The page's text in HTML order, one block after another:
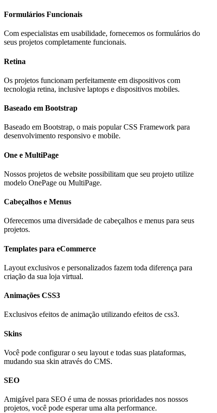
Formulários Funcionais
Com especialistas em usabilidade, fornecemos os formulários do
seus projetos completamente funcionais.
Retina
Os projetos funcionam perfeitamente em dispositivos com
tecnologia retina, inclusive laptops e dispositivos mobiles.
Baseado em Bootstrap
Baseado em Bootstrap, o mais popular CSS Framework para
desenvolvimento responsivo e mobile.
One e MultiPage
Nossos projetos de website possibilitam que seu projeto utilize
modelo OnePage ou MultiPage.
Cabeçalhos e Menus
Oferecemos uma diversidade de cabeçalhos e menus para seus
projetos.
Templates para eCommerce
Layout exclusivos e personalizados fazem toda diferença para
criação da sua loja virtual.
Animações CSS3
Exclusivos efeitos de animação utilizando efeitos de css3.
Skins
Você pode configurar o seu layout e todas suas plataformas,
mudando sua skin através do CMS.
SEO
Amigável para SEO é uma de nossas prioridades nos nossos
projetos, você pode esperar uma alta performance.